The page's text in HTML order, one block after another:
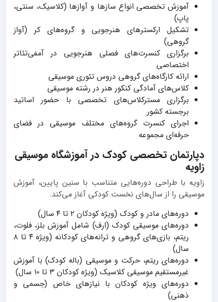
آموزش تخصصی انواع سازها و آوازها (کلاسیک، سنتی،
پاپ)
تشکیل ارکسترهای هنرجویی و گروه‌های کر (آواز
گروهی)
برگزاری کنسرت‌های فصلی هنرجویی در آمفی‌تئاتر
اختصاصی
ارائه کارگاه‌های گروهی دروس تئوری موسیقی
کلاس‌های آمادگی کنکور هنر در رشته موسیقی
برگزاری مسترکلاس‌های تخصصی با حضور اساتید
برجسته کشور
اجرای کنسرت گروه‌های مختلف موسیقی در فضای
حرفه‌ای مجموعه
دپارتمان تخصصی کودک در آموزشگاه موسیقی
زاویه
زاویه با طراحی دوره‌هایی متناسب با سنین پایین، آموزش
موسیقی را از سال‌های نخست کودکی آغاز می‌کند:
دوره‌های مادر و کودک (ویژه کودکان ۲ تا ۴ سال)
دوره‌های موسیقی کودک (ارف) شامل آموزش بلز، فلوت،
ریتم، بازی‌های گروهی و ترانه‌های کودکانه (ویژه ۴ تا ۸
سال)
دوره‌های ریتم، حرکت و موسیقی (باله کودک) با آموزش
غیرمستقیم موسیقی کلاسیک (ویژه کودکان ۳ تا ۱۰ سال)
دوره‌های ویژه کودکان با نیازهای خاص (جسمی و
ذهنی)